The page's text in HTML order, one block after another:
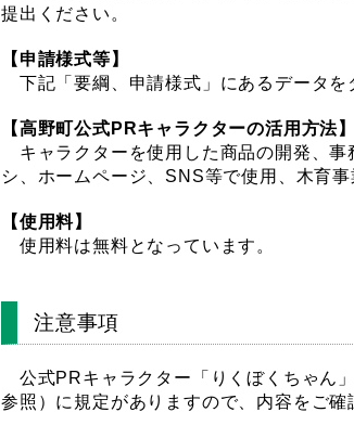
提出ください。
【申請様式等】
下記「要綱、申請様式」にあるデータを
【高野町公式PRキャラクターの活用方法】
キャラクターを使用した商品の開発、事
シ、ホームページ、SNS等で使用、木育
【使用料】
使用料は無料となっています。
注意事項
公式PRキャラクター「りくぼくちゃん
参照）に規定がありますので、内容をご確